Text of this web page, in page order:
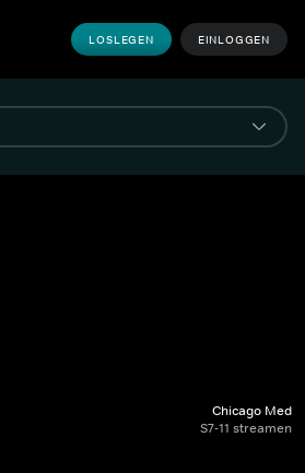
LOSLEGEN EINLOGGEN
Chicago Med
S7-11 streamen